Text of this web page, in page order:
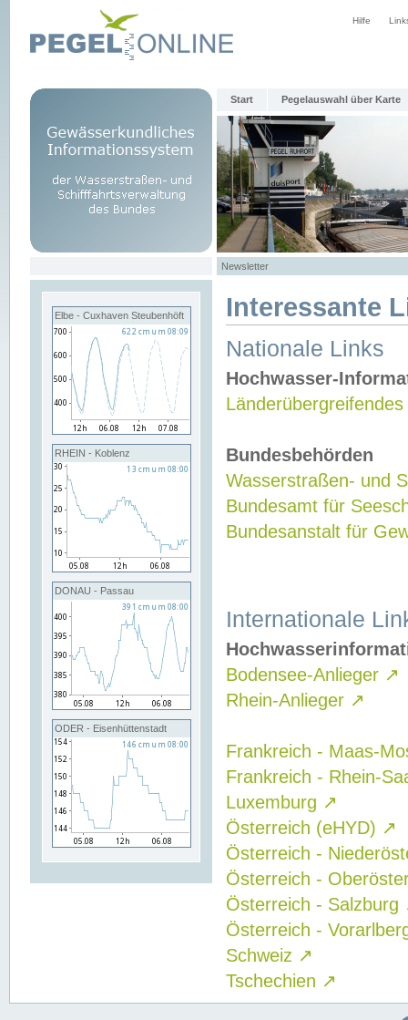
Hilfe
Start Pegelauswahl über Karte
Newsletter
Elbe - Cuxhaven Steubenhöft
RHEIN - Koblenz
DONAU - Passau
ODER - Eisenhüttenstadt
Interessante
Nationale Links
Hochwasser-
Bundesbehörden
Wasserstraßen- und
Bundesamt für
Bundesanstalt für
Internationale
Bodensee-Anlieger ↗
Rhein-Anlieger ↗
Frankreich - Maas-
Frankreich - Rhein-
Luxemburg ↗
Österreich (eHYD) ↗
Österreich -
Österreich -
Österreich - Salzburg
Österreich -
Schweiz ↗
Tschechien ↗